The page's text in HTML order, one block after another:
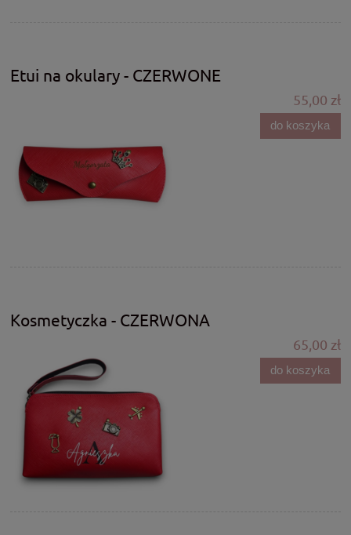
Etui na okulary - CZERWONE
55,00 zł
do koszyka
Kosmetyczka - CZERWONA
65,00 zł
do koszyka